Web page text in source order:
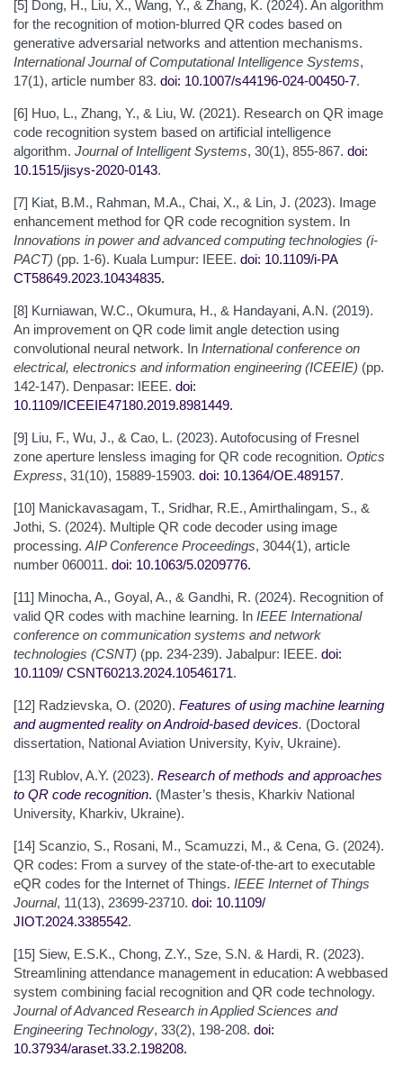
[5] Dong, H., Liu, X., Wang, Y., & Zhang, K. (2024). An algorithm
for the recognition of motion-blurred QR codes based on
generative adversarial networks and attention mechanisms.
International Journal of Computational Intelligence Systems,
17(1), article number 83. doi: 10.1007/s44196-024-00450-7.
[6] Huo, L., Zhang, Y., & Liu, W. (2021). Research on QR image
code recognition system based on artificial intelligence
algorithm. Journal of Intelligent Systems, 30(1), 855-867. doi:
10.1515/jisys-2020-0143.
[7] Kiat, B.M., Rahman, M.A., Chai, X., & Lin, J. (2023). Image
enhancement method for QR code recognition system. In
Innovations in power and advanced computing technologies (i-
PACT) (pp. 1-6). Kuala Lumpur: IEEE. doi: 10.1109/i-PA
CT58649.2023.10434835.
[8] Kurniawan, W.C., Okumura, H., & Handayani, A.N. (2019).
An improvement on QR code limit angle detection using
convolutional neural network. In International conference on
electrical, electronics and information engineering (ICEEIE) (pp.
142-147). Denpasar: IEEE. doi:
10.1109/ICEEIE47180.2019.8981449.
[9] Liu, F., Wu, J., & Cao, L. (2023). Autofocusing of Fresnel
zone aperture lensless imaging for QR code recognition. Optics
Express, 31(10), 15889-15903. doi: 10.1364/OE.489157.
[10] Manickavasagam, T., Sridhar, R.E., Amirthalingam, S., &
Jothi, S. (2024). Multiple QR code decoder using image
processing. AIP Conference Proceedings, 3044(1), article
number 060011. doi: 10.1063/5.0209776.
[11] Minocha, A., Goyal, A., & Gandhi, R. (2024). Recognition of
valid QR codes with machine learning. In IEEE International
conference on communication systems and network
technologies (CSNT) (pp. 234-239). Jabalpur: IEEE. doi:
10.1109/ CSNT60213.2024.10546171.
[12] Radzievska, O. (2020). Features of using machine learning
and augmented reality on Android-based devices. (Doctoral
dissertation, National Aviation University, Kyiv, Ukraine).
[13] Rublov, A.Y. (2023). Research of methods and approaches
to QR code recognition. (Master’s thesis, Kharkiv National
University, Kharkiv, Ukraine).
[14] Scanzio, S., Rosani, M., Scamuzzi, M., & Cena, G. (2024).
QR codes: From a survey of the state-of-the-art to executable
eQR codes for the Internet of Things. IEEE Internet of Things
Journal, 11(13), 23699-23710. doi: 10.1109/
JIOT.2024.3385542.
[15] Siew, E.S.K., Chong, Z.Y., Sze, S.N. & Hardi, R. (2023).
Streamlining attendance management in education: A webbased
system combining facial recognition and QR code technology.
Journal of Advanced Research in Applied Sciences and
Engineering Technology, 33(2), 198-208. doi:
10.37934/araset.33.2.198208.